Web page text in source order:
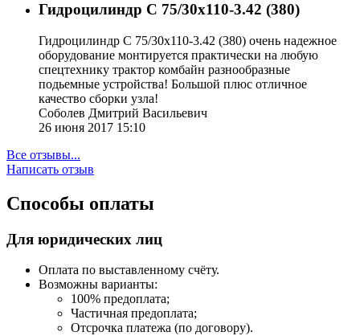
Гидроцилиндр C 75/30x110-3.42 (380)
Гидроцилиндр C 75/30x110-3.42 (380) очень надежное
оборудование монтируется практически на любую
спецтехнику трактор комбайн разнообразные
подьемные устройства! Большой плюс отличное
качество сборки узла!
Соболев Дмитрий Васильевич
26 июня 2017 15:10
Все отзывы...
Написать отзыв
Способы оплаты
Для юридических лиц
Оплата по выставленному счёту.
Возможны варианты:
100% предоплата;
Частичная предоплата;
Отсрочка платежа (по договору).